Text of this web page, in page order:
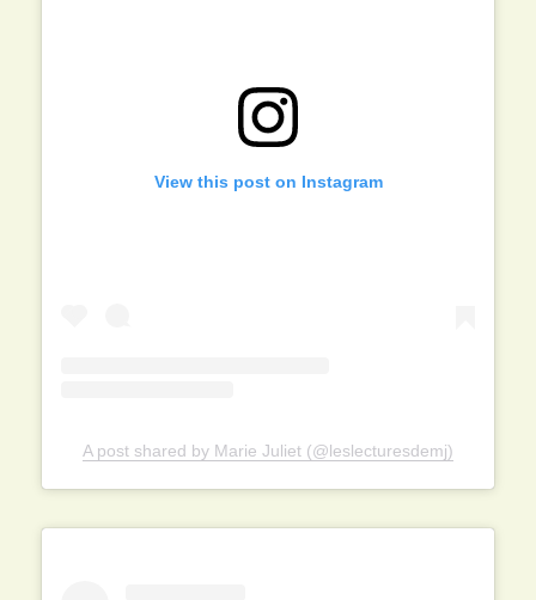
View this post on Instagram
A post shared by Marie Juliet (@leslecturesdemj)